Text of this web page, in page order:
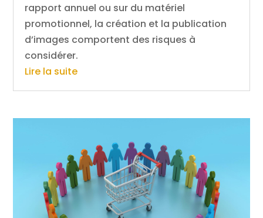
rapport annuel ou sur du matériel
promotionnel, la création et la publication
d’images comportent des risques à
considérer.
Lire la suite